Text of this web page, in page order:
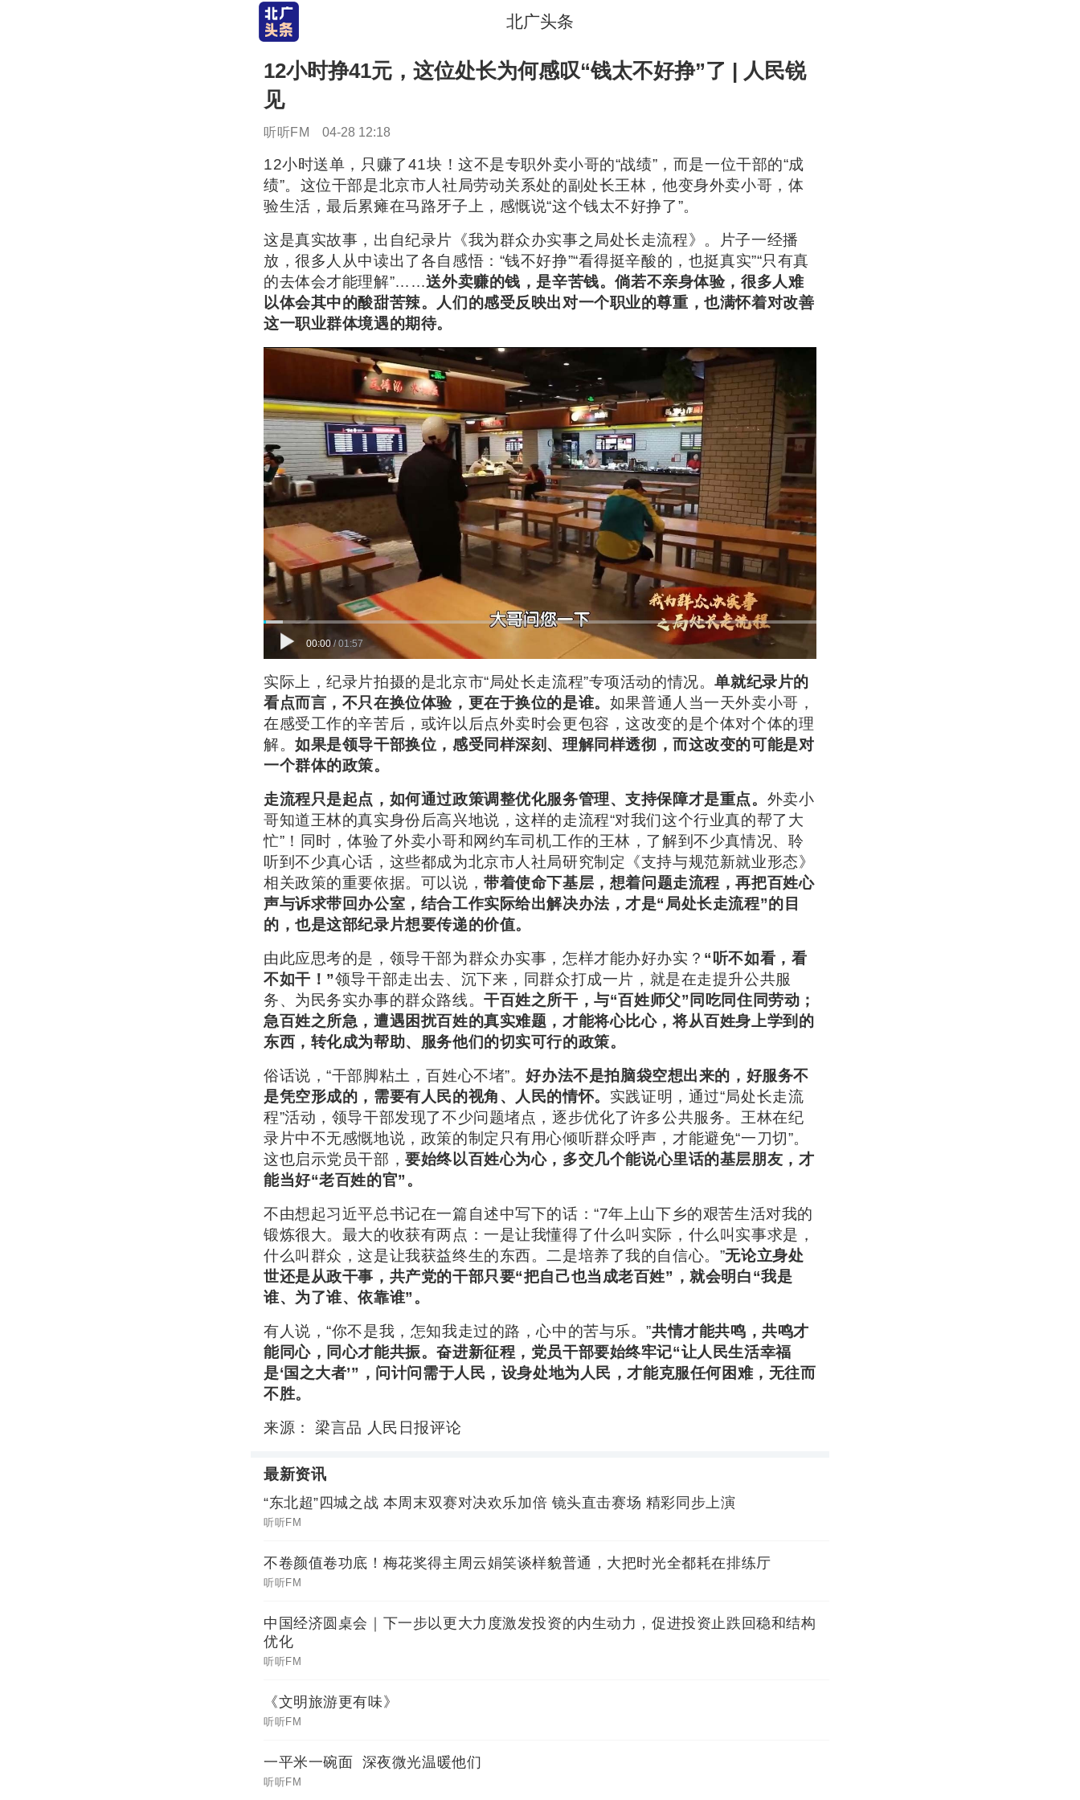
北广头条
12小时挣41元，这位处长为何感叹“钱太不好挣”了 | 人民锐
见
听听FM 04-28 12:18
12小时送单，只赚了41块！这不是专职外卖小哥的“战绩”，而是一位干部的“成
绩”。这位干部是北京市人社局劳动关系处的副处长王林，他变身外卖小哥，体
验生活，最后累瘫在马路牙子上，感慨说“这个钱太不好挣了”。
这是真实故事，出自纪录片《我为群众办实事之局处长走流程》。片子一经播
放，很多人从中读出了各自感悟：“钱不好挣”“看得挺辛酸的，也挺真实”“只有真
的去体会才能理解”……送外卖赚的钱，是辛苦钱。倘若不亲身体验，很多人难
以体会其中的酸甜苦辣。人们的感受反映出对一个职业的尊重，也满怀着对改善
这一职业群体境遇的期待。
00:00 / 01:57
实际上，纪录片拍摄的是北京市“局处长走流程”专项活动的情况。单就纪录片的
看点而言，不只在换位体验，更在于换位的是谁。 如果普通人当一天外卖小哥，
在感受工作的辛苦后，或许以后点外卖时会更包容，这改变的是个体对个体的理
解。如果是领导干部换位，感受同样深刻、理解同样透彻，而这改变的可能是对
一个群体的政策。
走流程只是起点，如何通过政策调整优化服务管理、支持保障才是重点。 外卖小
哥知道王林的真实身份后高兴地说，这样的走流程“对我们这个行业真的帮了大
忙”！同时，体验了外卖小哥和网约车司机工作的王林，了解到不少真情况、聆
听到不少真心话，这些都成为北京市人社局研究制定《支持与规范新就业形态》
相关政策的重要依据。可以说，带着使命下基层，想着问题走流程，再把百姓心
声与诉求带回办公室，结合工作实际给出解决办法，才是“局处长走流程”的目
的，也是这部纪录片想要传递的价值。
由此应思考的是，领导干部为群众办实事，怎样才能办好办实？ “听不如看，看
不如干！”领导干部走出去、沉下来，同群众打成一片，就是在走提升公共服
务、为民务实办事的群众路线。干百姓之所干，与“百姓师父”同吃同住同劳动；
急百姓之所急，遭遇困扰百姓的真实难题，才能将心比心，将从百姓身上学到的
东西，转化成为帮助、服务他们的切实可行的政策。
俗话说，“干部脚粘土，百姓心不堵”。好办法不是拍脑袋空想出来的，好服务不
是凭空形成的，需要有人民的视角、人民的情怀。 实践证明，通过“局处长走流
程”活动，领导干部发现了不少问题堵点，逐步优化了许多公共服务。王林在纪
录片中不无感慨地说，政策的制定只有用心倾听群众呼声，才能避免“一刀切”。
这也启示党员干部，要始终以百姓心为心，多交几个能说心里话的基层朋友，才
能当好“老百姓的官”。
不由想起习近平总书记在一篇自述中写下的话：“7年上山下乡的艰苦生活对我的
锻炼很大。最大的收获有两点：一是让我懂得了什么叫实际，什么叫实事求是，
什么叫群众，这是让我获益终生的东西。二是培养了我的自信心。”无论立身处
世还是从政干事，共产党的干部只要“把自己也当成老百姓”，就会明白“我是
谁、为了谁、依靠谁”。
有人说，“你不是我，怎知我走过的路，心中的苦与乐。”共情才能共鸣，共鸣才
能同心，同心才能共振。奋进新征程，党员干部要始终牢记“让人民生活幸福
是‘国之大者’”，问计问需于人民，设身处地为人民，才能克服任何困难，无往而
不胜。
来源：梁言品 人民日报评论
最新资讯
“东北超”四城之战 本周末双赛对决欢乐加倍 镜头直击赛场 精彩同步上演
听听FM
不卷颜值卷功底！梅花奖得主周云娟笑谈样貌普通，大把时光全都耗在排练厅
听听FM
中国经济圆桌会｜下一步以更大力度激发投资的内生动力，促进投资止跌回稳和结构
优化
听听FM
《文明旅游更有味》
听听FM
一平米一碗面 深夜微光温暖他们
听听FM